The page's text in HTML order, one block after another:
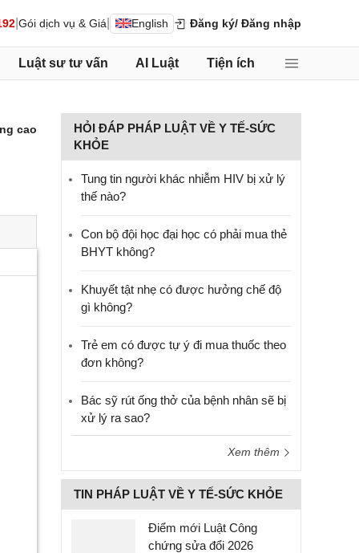
Gói dịch vụ & Giá English Đăng ký/ Đăng nhập
Luật sư tư vấn AI Luật Tiện ích
cao
HỎI ĐÁP PHÁP LUẬT VỀ Y TẾ-SỨC
KHỎE
Tung tin người khác nhiễm HIV bị xử lý
thế nào?
Con bộ đội học đại học có phải mua thẻ
BHYT không?
Khuyết tật nhẹ có được hưởng chế độ
gì không?
Trẻ em có được tự ý đi mua thuốc theo
đơn không?
Bác sỹ rút ống thở của bệnh nhân sẽ bị
xử lý ra sao?
Xem thêm
TIN PHÁP LUẬT VỀ Y TẾ-SỨC KHỎE
Điểm mới Luật Công
chứng sửa đổi 2026